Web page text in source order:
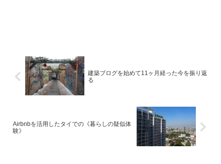
建築ブログを始めて11ヶ月経った今を振り返
る
Airbnbを活用したタイでの《暮らしの疑似体
験》